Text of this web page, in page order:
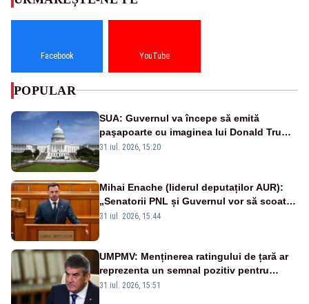
Facebook YouTube
POPULAR
SUA: Guvernul va începe să emită
paşapoarte cu imaginea lui Donald Trump
începând cu 8 august
31 iul. 2026, 15:20
Mihai Enache (liderul deputaților AUR):
„Senatorii PNL și Guvernul vor să scoată
la vânzare bunuri publice pentru a stinge
31 iul. 2026, 15:44
UMPMV: Menținerea ratingului de țară ar
reprezenta un semnal pozitiv pentru
România. Autoritățile trebuie să continue
31 iul. 2026, 15:51